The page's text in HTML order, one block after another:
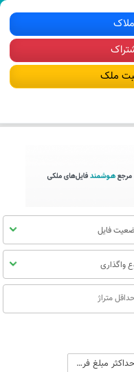
رهن و اجاره
ملک
فایل
واگذاری
حداکثر مبلغ فروش